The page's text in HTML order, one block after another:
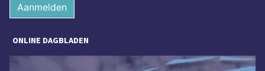
Aanmelden
ONLINE DAGBLADEN